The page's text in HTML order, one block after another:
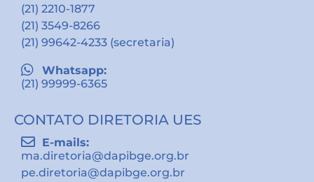
(21) 2210-1877
(21) 3549-8266
(21) 99642-4233 (secretaria)
Whatsapp:
(21) 99999-6365
CONTATO DIRETORIA UES
E-mails:
ma.diretoria@dapibge.org.br
pe.diretoria@dapibge.org.br